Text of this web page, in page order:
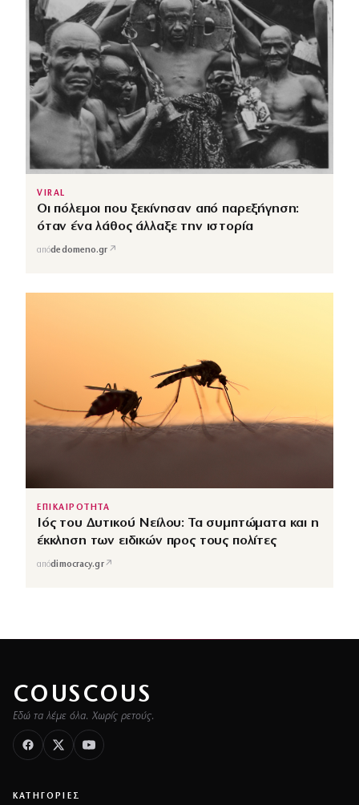
VIRAL
Οι πόλεμοι που ξεκίνησαν από παρεξήγηση:
όταν ένα λάθος άλλαξε την ιστορία
απόdedomeno.gr ↗
ΕΠΙΚΑΙΡΟΤΗΤΑ
Ιός του Δυτικού Νείλου: Τα συμπτώματα και η
έκκληση των ειδικών προς τους πολίτες
απόdimocracy.gr↗
COUSCOUS
Εδώ τα λέμε όλα. Χωρίς ρετούς.
ΚΑΤΗΓΟΡΙΕΣ